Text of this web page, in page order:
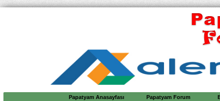
Papatyam Anasayfası Papatyam Forum